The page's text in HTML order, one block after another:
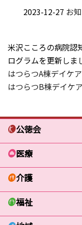
2023-12-27 お
米沢こころの病院認
ログラムを更新しま
はつらつA棟デイケ
はつらつB棟デイケ
公徳会
医療
介護
福祉